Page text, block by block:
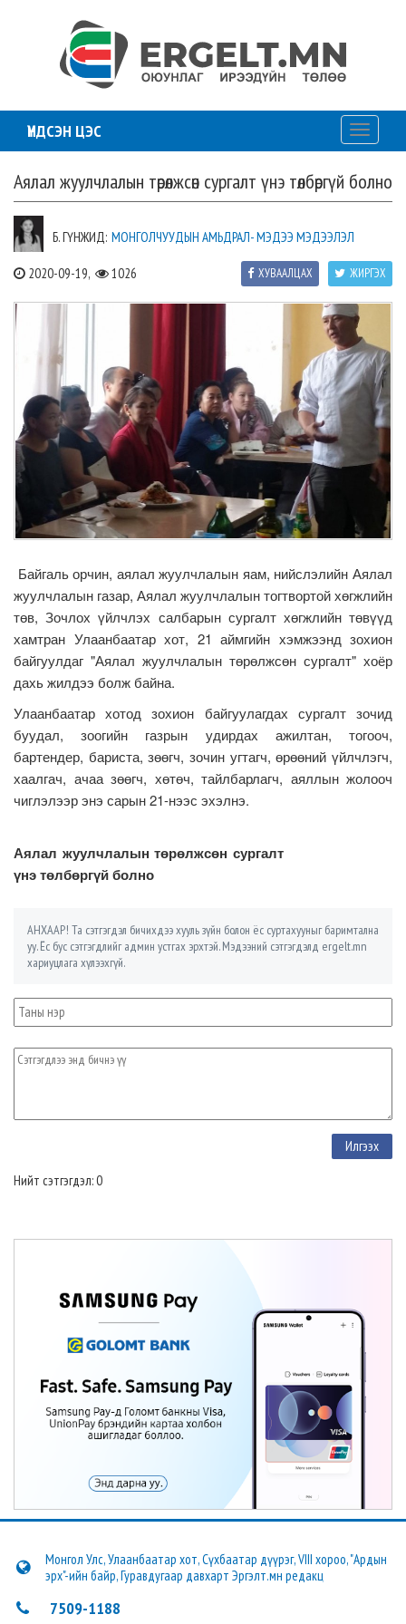
ҮНДСЭН ЦЭС
Toggle
Аялал жуулчлалын төрөлжсөн сургалт үнэ төлбөргүй болно
Б. ГҮНЖИД: МОНГОЛЧУУДЫН АМЬДРАЛ- МЭДЭЭ МЭДЭЭЛЭЛ
2020-09-19, 1026 ЖИРГЭХ
ХУВААЛЦАХ
Байгаль орчин, аялал жуулчлалын яам, нийслэлийн Аялал
жуулчлалын газар, Аялал жуулчлалын тогтвортой хөгжлийн
төв, Зочлох үйлчлэх салбарын сургалт хөгжлийн төвүүд
хамтран Улаанбаатар хот, 21 аймгийн хэмжээнд зохион
байгуулдаг "Аялал жуулчлалын төрөлжсөн сургалт" хоёр
дахь жилдээ болж байна.
Улаанбаатар хотод зохион байгуулагдах сургалт зочид
буудал, зоогийн газрын удирдах ажилтан, тогооч,
бартендер, бариста, зөөгч, зочин угтагч, өрөөний үйлчлэгч,
хаалгач, ачаа зөөгч, хөтөч, тайлбарлагч, аяллын жолооч
чиглэлээр энэ сарын 21-нээс эхэлнэ.
Аялал жуулчлалын төрөлжсөн сургалт
үнэ төлбөргүй болно
АНХААР! Та сэтгэгдэл бичихдээ хууль зүйн болон ёс суртахууныг баримтална
уу. Ёс бус сэтгэгдлийг админ устгах эрхтэй. Мэдээний сэтгэгдэлд ergelt.mn
хариуцлага хүлээхгүй.
Нийт сэтгэгдэл: 0
Монгол Улс, Улаанбаатар хот, Сүхбаатар дүүрэг, VIII хороо, "Ардын
эрх"-ийн байр, Гуравдугаар давхарт Эргэлт.мн редакц
7509-1188